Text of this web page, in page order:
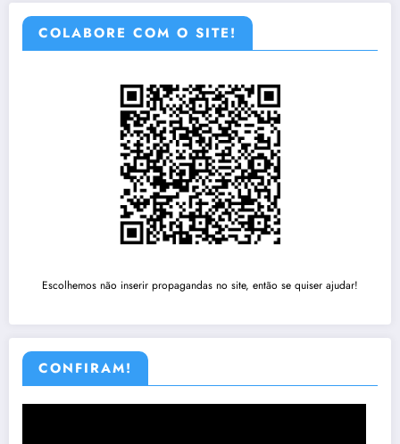
COLABORE COM O SITE!
Escolhemos não inserir propagandas no site, então se quiser ajudar!
CONFIRAM!